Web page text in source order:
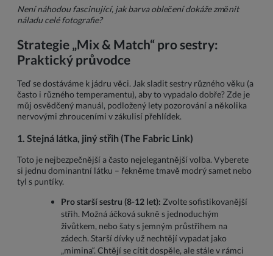
Není náhodou fascinující, jak barva oblečení dokáže změnit
náladu celé fotografie?
Strategie „Mix & Match“ pro sestry:
Praktický průvodce
Teď se dostáváme k jádru věci. Jak sladit sestry různého věku (a
často i různého temperamentu), aby to vypadalo dobře? Zde je
můj osvědčený manuál, podložený lety pozorování a několika
nervovými zhrouceními v zákulisí přehlídek.
1. Stejná látka, jiný střih (The Fabric Link)
Toto je nejbezpečnější a často nejelegantnější volba. Vyberete
si jednu dominantní látku – řekněme tmavě modrý samet nebo
tyl s puntíky.
Pro starší sestru (8-12 let): Zvolte sofistikovanější
střih. Možná áčková sukně s jednoduchým
živůtkem, nebo šaty s jemným průstřihem na
zádech. Starší dívky už nechtějí vypadat jako
„mimina“. Chtějí se cítit dospěle, ale stále v rámci